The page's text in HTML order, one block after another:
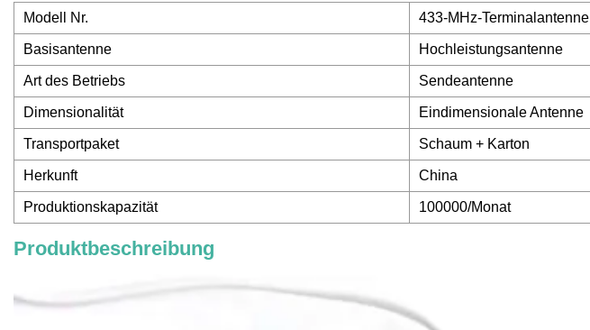
Modell Nr. 433-MHz-Terminalantenne
Basisantenne Hochleistungsantenne
Art des Betriebs Sendeantenne
Dimensionalität Eindimensionale Antenne
Transportpaket Schaum + Karton
Herkunft China
Produktionskapazität 100000/Monat
Produktbeschreibung